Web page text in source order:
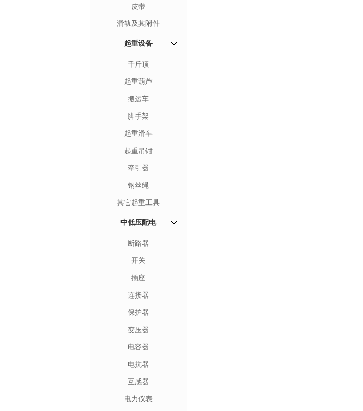
皮带
滑轨及其附件
起重设备
千斤顶
起重葫芦
搬运车
脚手架
起重滑车
起重吊钳
牵引器
钢丝绳
其它起重工具
中低压配电
断路器
开关
插座
连接器
保护器
变压器
电容器
电抗器
互感器
电力仪表